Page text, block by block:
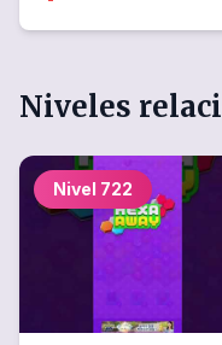
Niveles
Nivel 722